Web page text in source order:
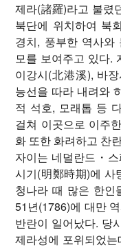
제라(諸羅)라고 불렸
북단에 위치하여 북
경치, 풍부한 역사와
모를 보여주고 있다.
이강시(北港溪), 바
능선을 따라 내려와
적 석호, 모래톱 등
걸쳐 이곳으로 이주
화 또한 화려하고 찬
자이는 네덜란드・
시기(明鄭時期)에 사
청나라 때 많은 한인
51년(1786)에 대만
반란이 일어났다. 당
제라성에 포위되었는